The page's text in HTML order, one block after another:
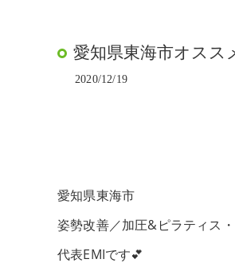
愛知県東海市オス
2020/12/19
愛知県東海市
姿勢改善／加圧&ピラティス
代表EMIです💕